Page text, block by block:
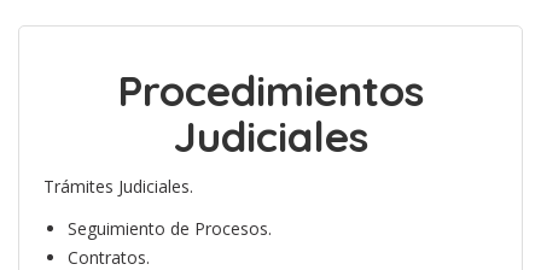
Procedimientos
Judiciales
Trámites Judiciales.
Seguimiento de Procesos.
Contratos.